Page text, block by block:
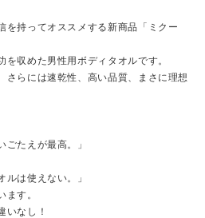
を持ってオススメする新商品「ミクー
収めた男性用ボディタオルです。
さらには速乾性、高い品質、まさに理想
ごたえが最高。」
ルは使えない。」
す。
いなし！